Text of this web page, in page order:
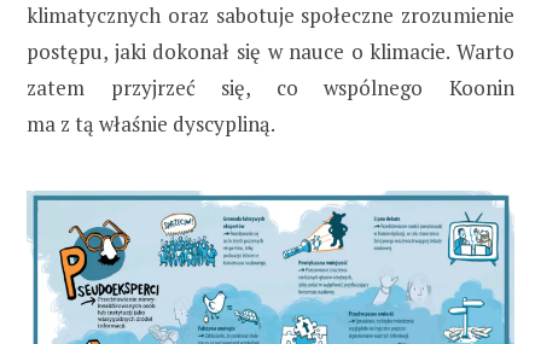
klimatycznych oraz sabotuje społeczne zrozumienie
postępu, jaki dokonał się w nauce o klimacie. Warto
zatem przyjrzeć się, co wspólnego Koonin
ma z tą właśnie dyscypliną.